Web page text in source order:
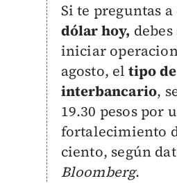
Si te preguntas
dólar hoy,
iniciar
agosto, el tipo
interbancario,
19.30 pesos por
fortalecimiento
ciento, según
Bloomberg.